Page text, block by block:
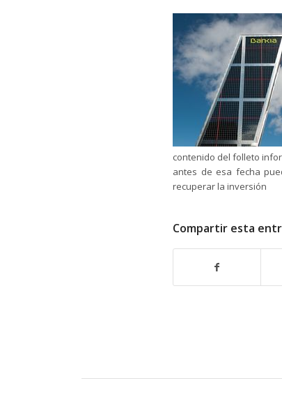
contenido del folleto
antes de esa fecha
recuperar la inversión
Compartir esta